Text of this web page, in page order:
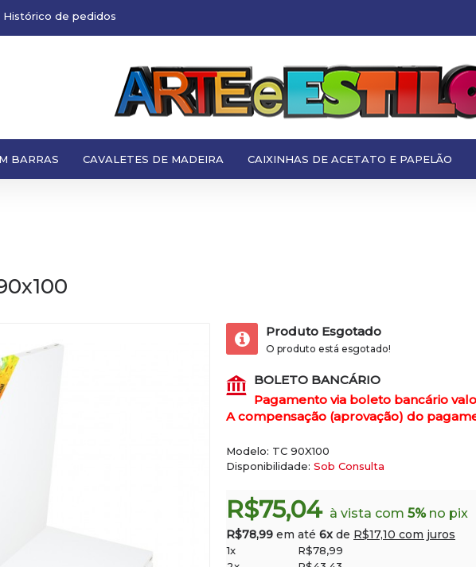
Histórico de pedidos
BARRAS CAVALETES DE MADEIRA CAIXINHAS DE ACETATO E PAPELÃO
Produto Esgotado
O produto está esgotado!
BOLETO BANCÁRIO
Pagamento via boleto bancário
A compensação (aprovação) do
Modelo: TC 90X100
Disponibilidade: Sob Consulta
R$75,04 à vista com 5%no pix
R$78,99 em até 6x de R$17,10 com juros
1x R$78,99